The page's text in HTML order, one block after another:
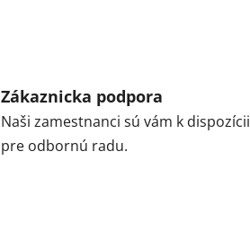
Zákaznicka podpora
Naši zamestnanci sú vám k dispozícii
pre odbornú radu.